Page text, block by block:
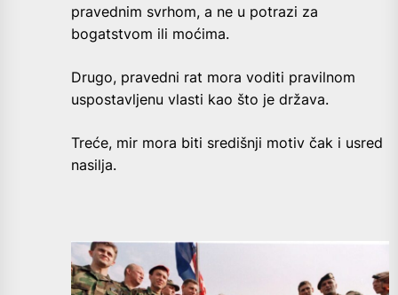
pravednim svrhom, a ne u potrazi za
bogatstvom ili moćima.
Drugo, pravedni rat mora voditi pravilnom
uspostavljenu vlasti kao što je država.
Treće, mir mora biti središnji motiv čak i usred
nasilja.